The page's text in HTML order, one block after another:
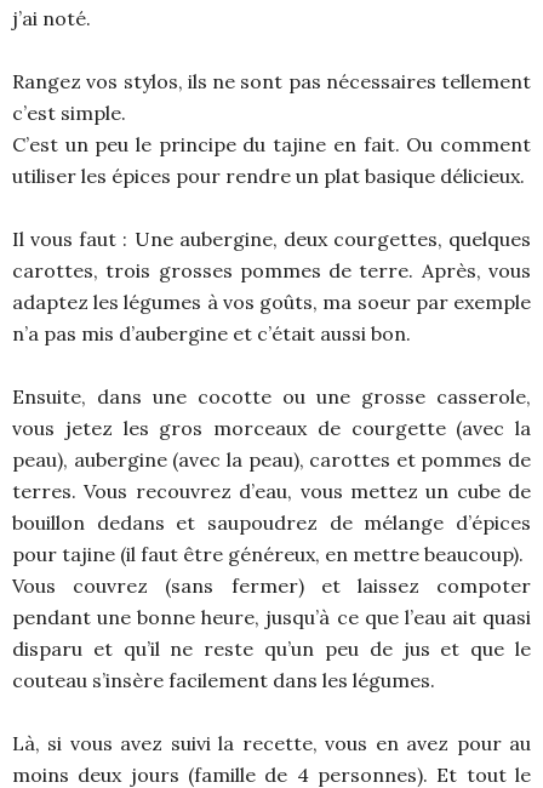
j’ai noté.
Rangez vos stylos, ils ne sont pas nécessaires tellement
c’est simple.
C’est un peu le principe du tajine en fait. Ou comment
utiliser les épices pour rendre un plat basique délicieux.
Il vous faut : Une aubergine, deux courgettes, quelques
carottes, trois grosses pommes de terre. Après, vous
adaptez les légumes à vos goûts, ma soeur par exemple
n’a pas mis d’aubergine et c’était aussi bon.
Ensuite, dans une cocotte ou une grosse casserole,
vous jetez les gros morceaux de courgette (avec la
peau), aubergine (avec la peau), carottes et pommes de
terres. Vous recouvrez d’eau, vous mettez un cube de
bouillon dedans et saupoudrez de mélange d’épices
pour tajine (il faut être généreux, en mettre beaucoup).
Vous couvrez (sans fermer) et laissez compoter
pendant une bonne heure, jusqu’à ce que l’eau ait quasi
disparu et qu’il ne reste qu’un peu de jus et que le
couteau s’insère facilement dans les légumes.
Là, si vous avez suivi la recette, vous en avez pour au
moins deux jours (famille de 4 personnes). Et tout le